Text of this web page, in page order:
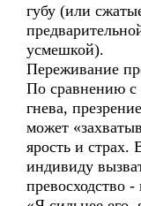
губу (или
усмешкой).
Переживание
По сравнению с
гнева,
может
ярость и страх.
индивиду
превосходство